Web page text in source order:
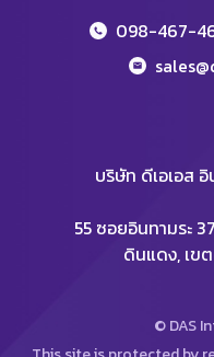
098-467-
บริษัท ดีเอเอส
55 ซอยอินทามระ
ดินแดง, เข
© DAS